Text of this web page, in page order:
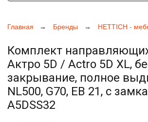
Главная Бренды HETTICH -
Комплект
Актро 5D / Actro 5D XL,
закрывание, полное
NL500, G70, ЕВ 21, с
A5DSS32